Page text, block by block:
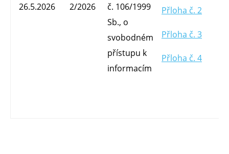
26.5.2026 2/2026
č. 106/1999
Sb., o
svobodném
přístupu k
informacím
Přloha č. 2
Přloha č. 3
Přloha č. 4